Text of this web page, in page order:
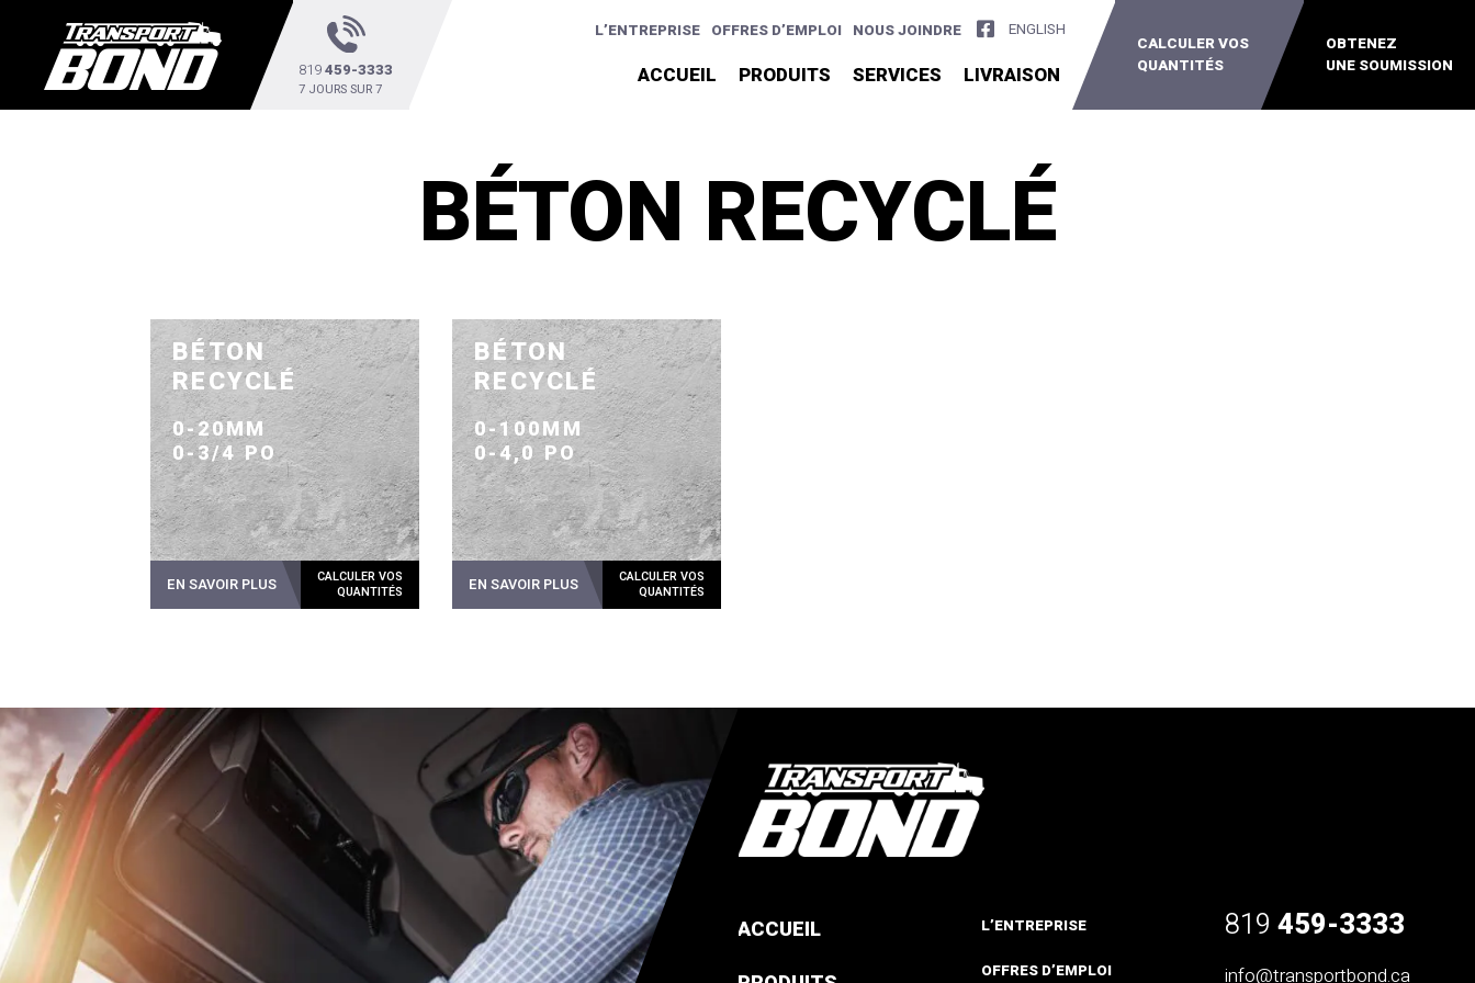
819459-3333
7 JOURS SUR 7
L’ENTREPRISE OFFRES D’EMPLOI NOUS JOINDRE ENGLISH
ACCUEIL PRODUITS SERVICES LIVRAISON
CALCULER VOS
QUANTITÉS
OBTENEZ
UNE SOUMISSION
BÉTON RECYCLÉ
BÉTON
RECYCLÉ
0-20MM
0-3/4 PO
EN SAVOIR PLUS
BÉTON
RECYCLÉ
0-100MM
0-4,0 PO
EN SAVOIR PLUS
ACCUEIL
L’ENTREPRISE
OFFRES D’EMPLOI
819 459-3333
info@transportbond.ca